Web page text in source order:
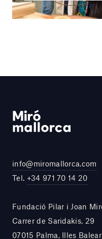
info@miromallorca.com
Tel. +34 971 70 14 20
Fundació Pilar i Joan
Carrer de Saridakis, 29
07015 Palma, Illes